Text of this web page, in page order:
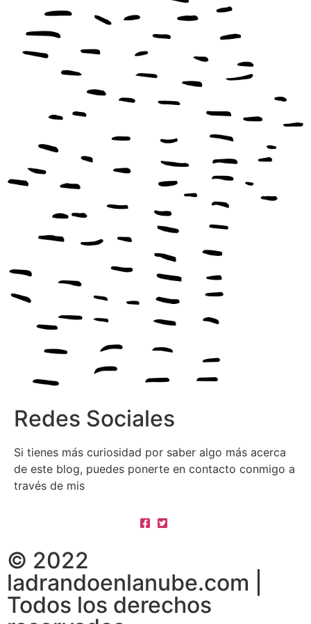
Redes Sociales
Si tienes más curiosidad por saber algo más acerca
de este blog, puedes ponerte en contacto conmigo a
través de mis
© 2022
ladrandoenlanube.com |
Todos los derechos